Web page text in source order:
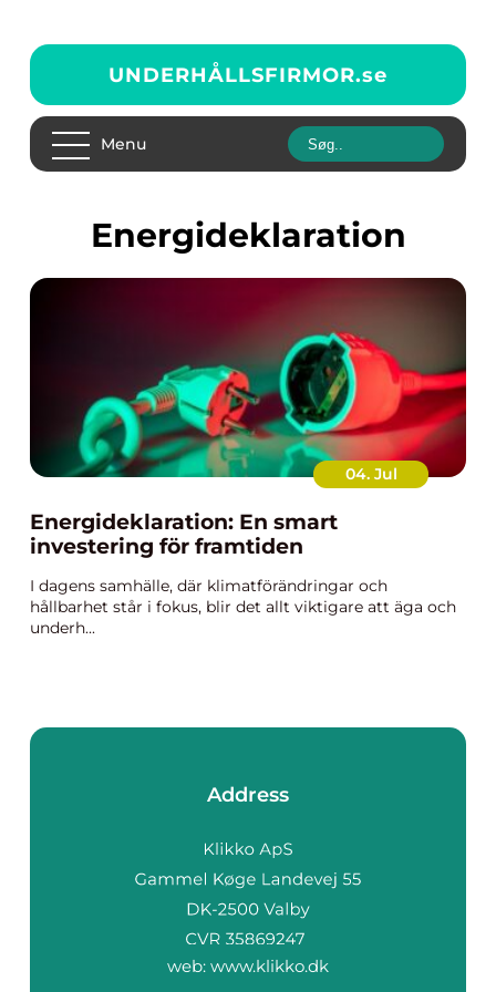
UNDERHÅLLSFIRMOR.se
Menu
energideklaration
04. Jul
Energideklaration: En smart
investering för framtiden
I dagens samhälle, där klimatförändringar och
hållbarhet står i fokus, blir det allt viktigare att äga och
underh...
Address
web: www.klikko.dk